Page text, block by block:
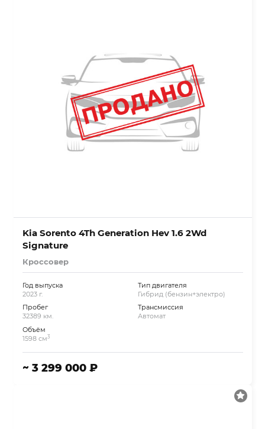
Kia Sorento 4Th Generation Hev 1.6 2Wd
Signature
Кроссовер
Год выпуска
2023 г.
Пробег
32389 км.
Объём
1598 см3
Тип двигателя
Гибрид (бензин+электро)
Трансмиссия
Автомат
~ 3 299 000 ₽